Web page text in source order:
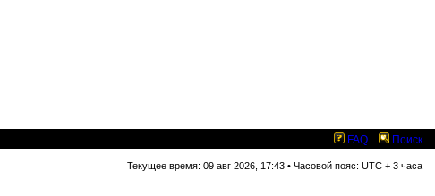
FAQ Поиск
Текущее время: 09 авг 2026, 17:43 • Часовой пояс: UTC + 3 часа